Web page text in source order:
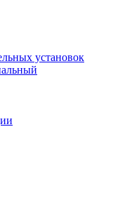
установок